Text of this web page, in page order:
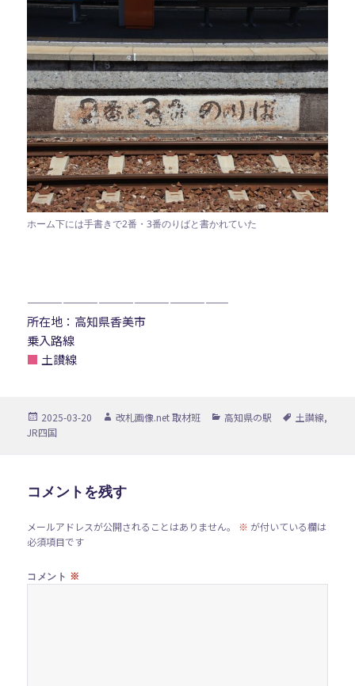
ホーム下には手書きで2番・3番のりばと書かれていた
—————————————————
所在地：高知県香美市
乗入路線
■ 土讃線
投
稿
2025-03-20
作
改札画像.net 取材班
カ
高知県の駅
タ
土讃線,
JR四国
コメントを残す
メールアドレスが公開されることはありません。 ※ が付いている欄は
必須項目です
コメント ※